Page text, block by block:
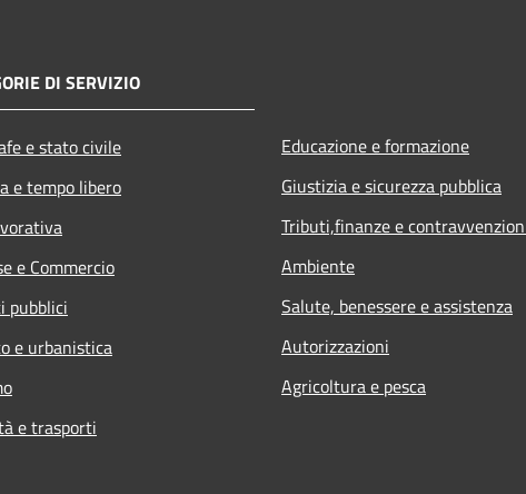
DI SERVIZIO
e stato civile
e tempo libero
e Commercio
pubblici
e urbanistica
e trasporti
Educazione e formazione
Giustizia e sicurezza pubblica
Tributi,finanze e
Ambiente
Salute, benessere e assistenza
Autorizzazioni
Agricoltura e pesca